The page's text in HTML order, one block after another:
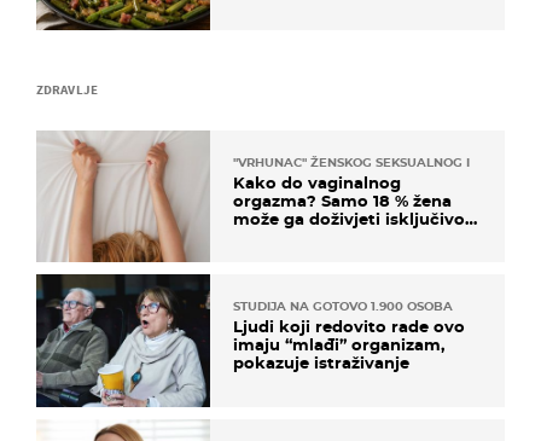
ZDRAVLJE
"VRHUNAC" ŽENSKOG SEKSUALNOG ISKUSTVA
Kako do vaginalnog
orgazma? Samo 18 % žena
može ga doživjeti isključivo
STUDIJA NA GOTOVO 1.900 OSOBA
Ljudi koji redovito rade ovo
imaju “mlađi” organizam,
pokazuje istraživanje